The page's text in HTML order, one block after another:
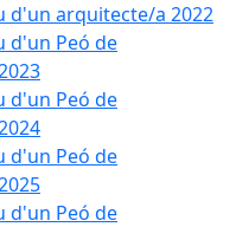
d'un arquitecte/a 2022
d'un Peó de
d'un Peó de
d'un Peó de
d'un Peó de